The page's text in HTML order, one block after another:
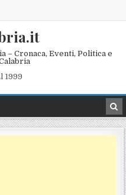
– Cronaca, Eventi, Politica e
1999